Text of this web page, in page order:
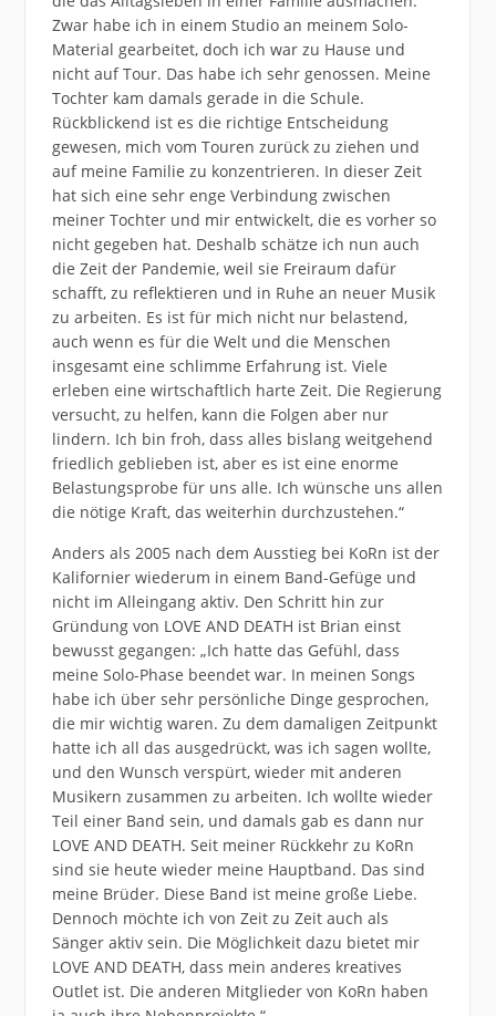
Zwar habe ich in einem Studio an meinem Solo-
Material gearbeitet, doch ich war zu Hause und
nicht auf Tour. Das habe ich sehr genossen. Meine
Tochter kam damals gerade in die Schule.
Rückblickend ist es die richtige Entscheidung
gewesen, mich vom Touren zurück zu ziehen und
auf meine Familie zu konzentrieren. In dieser Zeit
hat sich eine sehr enge Verbindung zwischen
meiner Tochter und mir entwickelt, die es vorher so
nicht gegeben hat. Deshalb schätze ich nun auch
die Zeit der Pandemie, weil sie Freiraum dafür
schafft, zu reflektieren und in Ruhe an neuer Musik
zu arbeiten. Es ist für mich nicht nur belastend,
auch wenn es für die Welt und die Menschen
insgesamt eine schlimme Erfahrung ist. Viele
erleben eine wirtschaftlich harte Zeit. Die Regierung
versucht, zu helfen, kann die Folgen aber nur
lindern. Ich bin froh, dass alles bislang weitgehend
friedlich geblieben ist, aber es ist eine enorme
Belastungsprobe für uns alle. Ich wünsche uns allen
die nötige Kraft, das weiterhin durchzustehen.“
Anders als 2005 nach dem Ausstieg bei KoRn ist der
Kalifornier wiederum in einem Band-Gefüge und
nicht im Alleingang aktiv. Den Schritt hin zur
Gründung von LOVE AND DEATH ist Brian einst
bewusst gegangen: „Ich hatte das Gefühl, dass
meine Solo-Phase beendet war. In meinen Songs
habe ich über sehr persönliche Dinge gesprochen,
die mir wichtig waren. Zu dem damaligen Zeitpunkt
hatte ich all das ausgedrückt, was ich sagen wollte,
und den Wunsch verspürt, wieder mit anderen
Musikern zusammen zu arbeiten. Ich wollte wieder
Teil einer Band sein, und damals gab es dann nur
LOVE AND DEATH. Seit meiner Rückkehr zu KoRn
sind sie heute wieder meine Hauptband. Das sind
meine Brüder. Diese Band ist meine große Liebe.
Dennoch möchte ich von Zeit zu Zeit auch als
Sänger aktiv sein. Die Möglichkeit dazu bietet mir
LOVE AND DEATH, dass mein anderes kreatives
Outlet ist. Die anderen Mitglieder von KoRn haben